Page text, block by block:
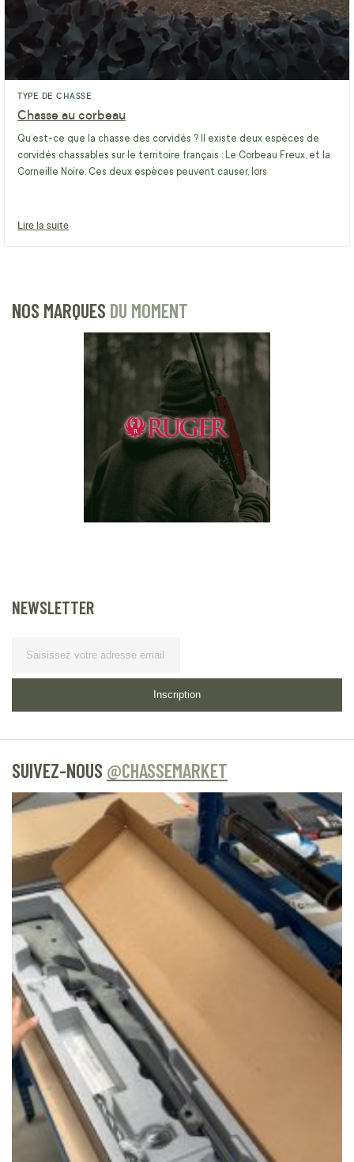
TYPE DE CHASSE
Chasse au corbeau
Qu’est-ce que la chasse des corvidés ? Il existe deux espèces de
corvidés chassables sur le territoire français : Le Corbeau Freux, et la
Corneille Noire. Ces deux espèces peuvent causer, lors
Lire la suite
NOS MARQUES DU MOMENT
NEWSLETTER
Inscription
SUIVEZ-NOUS @CHASSEMARKET